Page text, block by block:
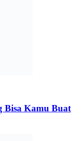
Bisa Kamu Buat